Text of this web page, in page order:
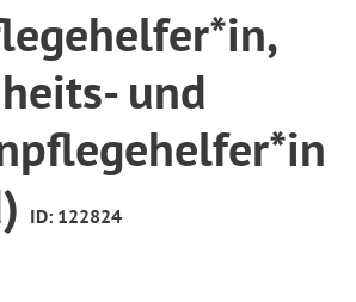
und
ID: 122824